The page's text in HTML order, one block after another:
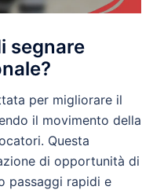
segnare
per migliorare il
il movimento della
Questa
di opportunità di
passaggi rapidi e